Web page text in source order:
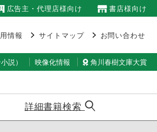
広告主・代理店様向け 書店様向け
情報 サイトマップ お問い合わせ
説） 映像化情報 角川春樹文庫大賞
詳細書籍検索